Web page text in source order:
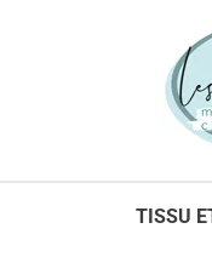
TISSU